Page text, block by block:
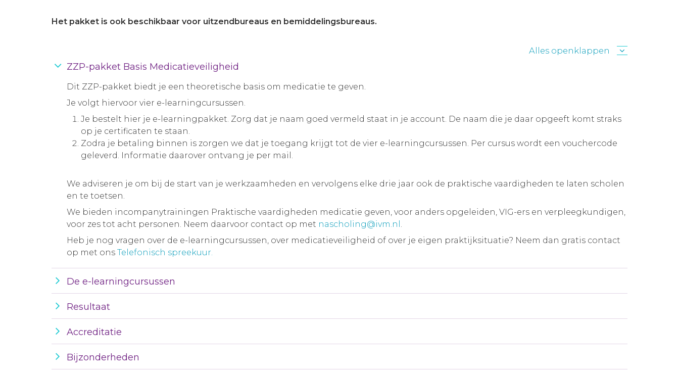
Het pakket is ook beschikbaar voor uitzendbureaus en bemiddelingsbureaus.
Alles openklappen
ZZP-pakket Basis Medicatieveiligheid
Dit ZZP-pakket biedt je een theoretische basis om medicatie te geven.
Je volgt hiervoor vier e-learningcursussen.
Je bestelt hier je e-learningpakket. Zorg dat je naam goed vermeld staat in je account. De naam die je daar opgeeft komt straks
op je certificaten te staan.
Zodra je betaling binnen is zorgen we dat je toegang krijgt tot de vier e-learningcursussen. Per cursus wordt een vouchercode
geleverd. Informatie daarover ontvang je per mail.
We adviseren je om bij de start van je werkzaamheden en vervolgens elke drie jaar ook de praktische vaardigheden te laten scholen
en te toetsen.
We bieden incompanytrainingen Praktische vaardigheden medicatie geven, voor anders opgeleiden, VIG-ers en verpleegkundigen,
voor zes tot acht personen. Neem daarvoor contact op met nascholing@ivm.nl .
Heb je nog vragen over de e-learningcursussen, over medicatieveiligheid of over je eigen praktijksituatie? Neem dan gratis contact
op met ons Telefonisch spreekuur.
De e-learningcursussen
Resultaat
Accreditatie
Bijzonderheden